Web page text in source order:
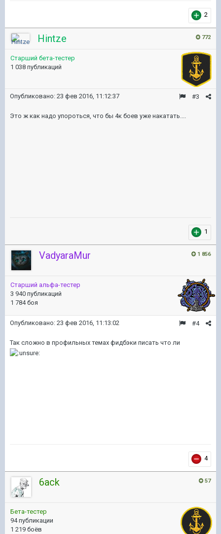
2
772
Hintze
Старший бета-тестер
1 038 публикаций
#3
Опубликовано: 23 фев 2016, 11:12:37
Это ж как надо упороться, что бы 4к боев уже накатать....
1
1 856
VadyaraMur
Старший альфа-тестер
3 940 публикаций
1 784 боя
#4
Опубликовано: 23 фев 2016, 11:13:02
Так сложно в профильных темах фидбэки писать что ли
4
57
6ack
Бета-тестер
94 публикации
1 219 боёв